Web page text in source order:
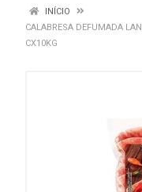
INÍCIO
CALABRESA DEFUMADA
CX10KG